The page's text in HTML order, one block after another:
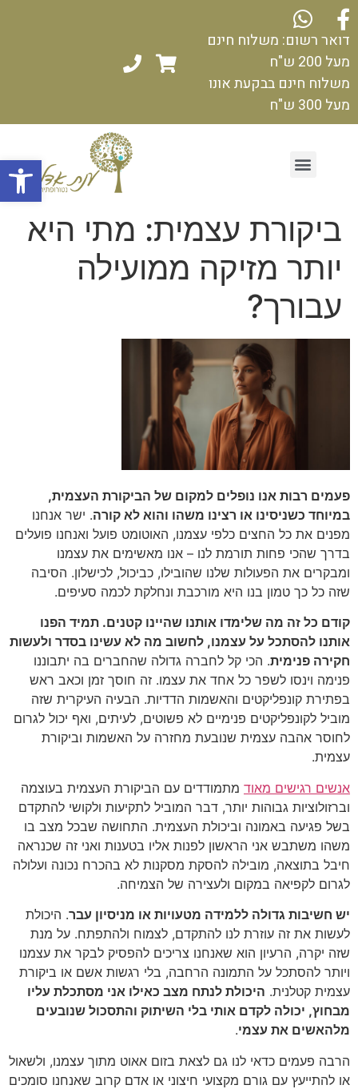
דואר רשום: משלוח חינם
מעל 200 ש"ח
משלוח חינם בבקעת אונו
מעל 300 ש"ח
ביקורת עצמית: מתי היא
יותר מזיקה ממועילה
עבורך?
פעמים רבות אנו נופלים למקום של הביקורת העצמית,
במיוחד כשניסינו או רצינו משהו והוא לא קורה. ישר אנחנו
מפנים את כל החצים כלפי עצמנו, האוטומט פועל ואנחנו פועלים
בדרך שהכי פחות תורמת לנו – אנו מאשימים את עצמנו
ומבקרים את הפעולות שלנו שהובילו, כביכול, לכישלון. הסיבה
שזה כל כך טמון בנו היא מורכבת ונחלקת לכמה סעיפים.
קודם כל זה מה שלימדו אותנו שהיינו קטנים. תמיד הפנו
אותנו להסתכל על עצמנו, לחשוב מה לא עשינו בסדר ולעשות
חקירה פנימית. הכי קל לחברה גדולה שהחברים בה יתבוננו
פנימה וינסו לשפר כל אחד את עצמו. זה חוסך זמן וכאב ראש
בפתירת קונפליקטים והאשמות הדדיות. הבעיה העיקרית שזה
מוביל לקונפליקטים פנימיים לא פשוטים, לעיתים, ואף יכול לגרום
לחוסר אהבה עצמית שנובעת מחזרה על האשמות וביקורת
עצמית.
אנשים רגישים מאוד מתמודדים עם הביקורת העצמית בעוצמה
וברזולוציות גבוהות יותר, דבר המוביל לתקיעות ולקושי להתקדם
בשל פגיעה באמונה וביכולת העצמית. התחושה שבכל מצב בו
משהו משתבש אני הראשון לפנות אליו בטענות ואני זה שכנראה
חיבל בתוצאה, מובילה להסקת מסקנות לא בהכרח נכונה ועלולה
לגרום לקפיאה במקום ולעצירה של הצמיחה.
יש חשיבות גדולה ללמידה מטעויות או מניסיון עבר. היכולת
לעשות את זה עוזרת לנו להתקדם, לצמוח ולהתפתח. על מנת
שזה יקרה, הרעיון הוא שאנחנו צריכים להפסיק לבקר את עצמנו
ויותר להסתכל על התמונה הרחבה, בלי רגשות אשם או ביקורת
עצמית קטלנית. היכולת לנתח מצב כאילו אני מסתכלת עליו
מבחוץ, יכולה לקדם אותי בלי השיתוק והתסכול שנובעים
מלהאשים את עצמי.
הרבה פעמים כדאי לנו גם לצאת בזום אאוט מתוך עצמנו, ולשאול
או להתייעץ עם גורם מקצועי חיצוני או אדם קרוב שאנחנו סומכים